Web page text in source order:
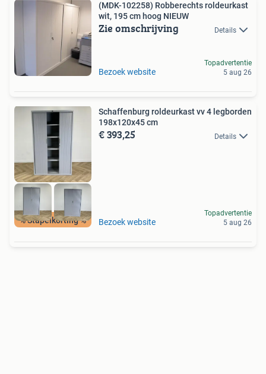
(MDK-102258) Robberechts roldeurkast
wit, 195 cm hoog NIEUW
Zie omschrijving Details
Bezoek website
Topadvertentie
5 aug 26
% Stapelkorting %
Schaffenburg roldeurkast vv 4 legborden
198x120x45 cm
€ 393,25 Details
Bezoek website
Topadvertentie
5 aug 26